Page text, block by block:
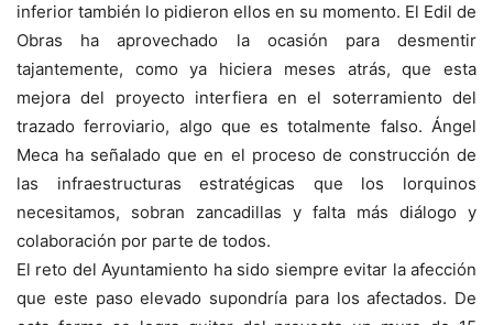
inferior también lo pidieron ellos en su momento. El Edil de
Obras ha aprovechado la ocasión para desmentir
tajantemente, como ya hiciera meses atrás, que esta
mejora del proyecto interfiera en el soterramiento del
trazado ferroviario, algo que es totalmente falso. Ángel
Meca ha señalado que en el proceso de construcción de
las infraestructuras estratégicas que los lorquinos
necesitamos, sobran zancadillas y falta más diálogo y
colaboración por parte de todos.
El reto del Ayuntamiento ha sido siempre evitar la afección
que este paso elevado supondría para los afectados. De